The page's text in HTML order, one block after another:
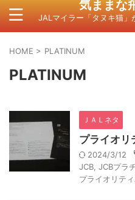
気ままな
JALマイラー「タヌキ猫」
HOME > PLATINUM
PLATINUM
ＪＡＬネタ
プライオリ
2024/3/12
JCB JCBプラ
プライオリテ